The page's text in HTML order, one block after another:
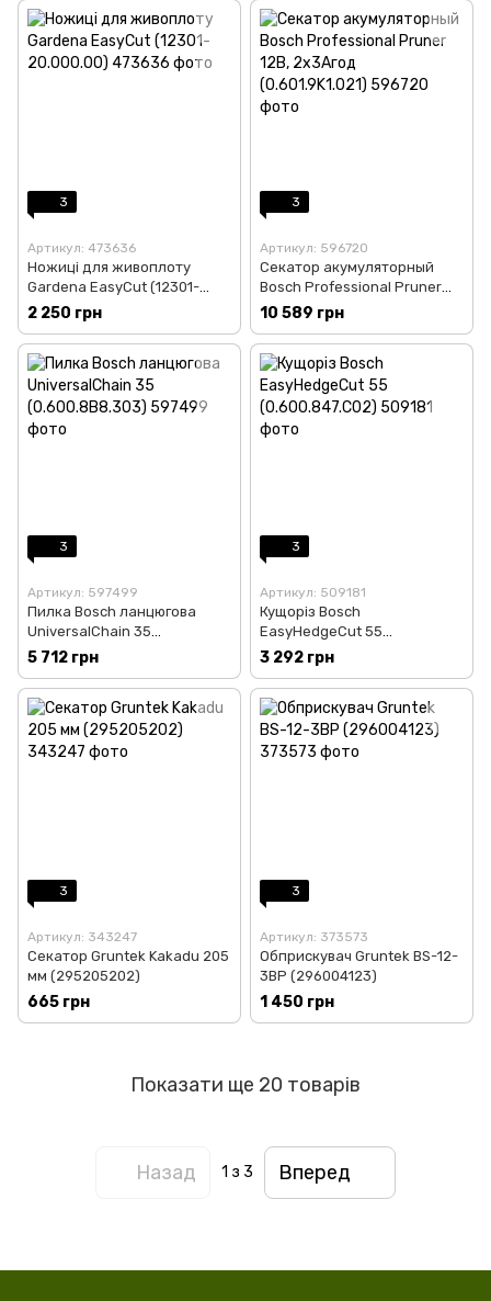
3
Артикул: 473636
Ножиці для живоплоту
Gardena EasyCut (12301-
20.000.00)
2 250 грн
3
Артикул: 596720
Секатор акумуляторный
Bosch Professional Pruner
12В, 2х3Агод (0.601.9K1.021)
10 589 грн
3
Артикул: 597499
Пилка Bosch ланцюгова
UniversalChain 35
(0.600.8B8.303)
5 712 грн
3
Артикул: 509181
Кущоріз Bosch
EasyHedgeCut 55
(0.600.847.C02)
3 292 грн
3
Артикул: 343247
Секатор Gruntek Kakadu 205
мм (295205202)
665 грн
3
Артикул: 373573
Обприскувач Gruntek BS-12-
3BP (296004123)
1 450 грн
Показати ще 20 товарів
Назад 1 з 3 Вперед